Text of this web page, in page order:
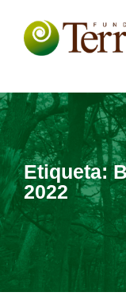
Etiqueta:
2022